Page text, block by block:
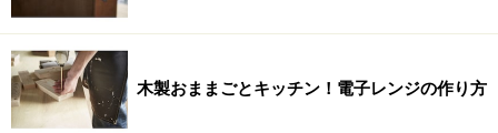
木製おままごとキッチン！電子レンジの作り方